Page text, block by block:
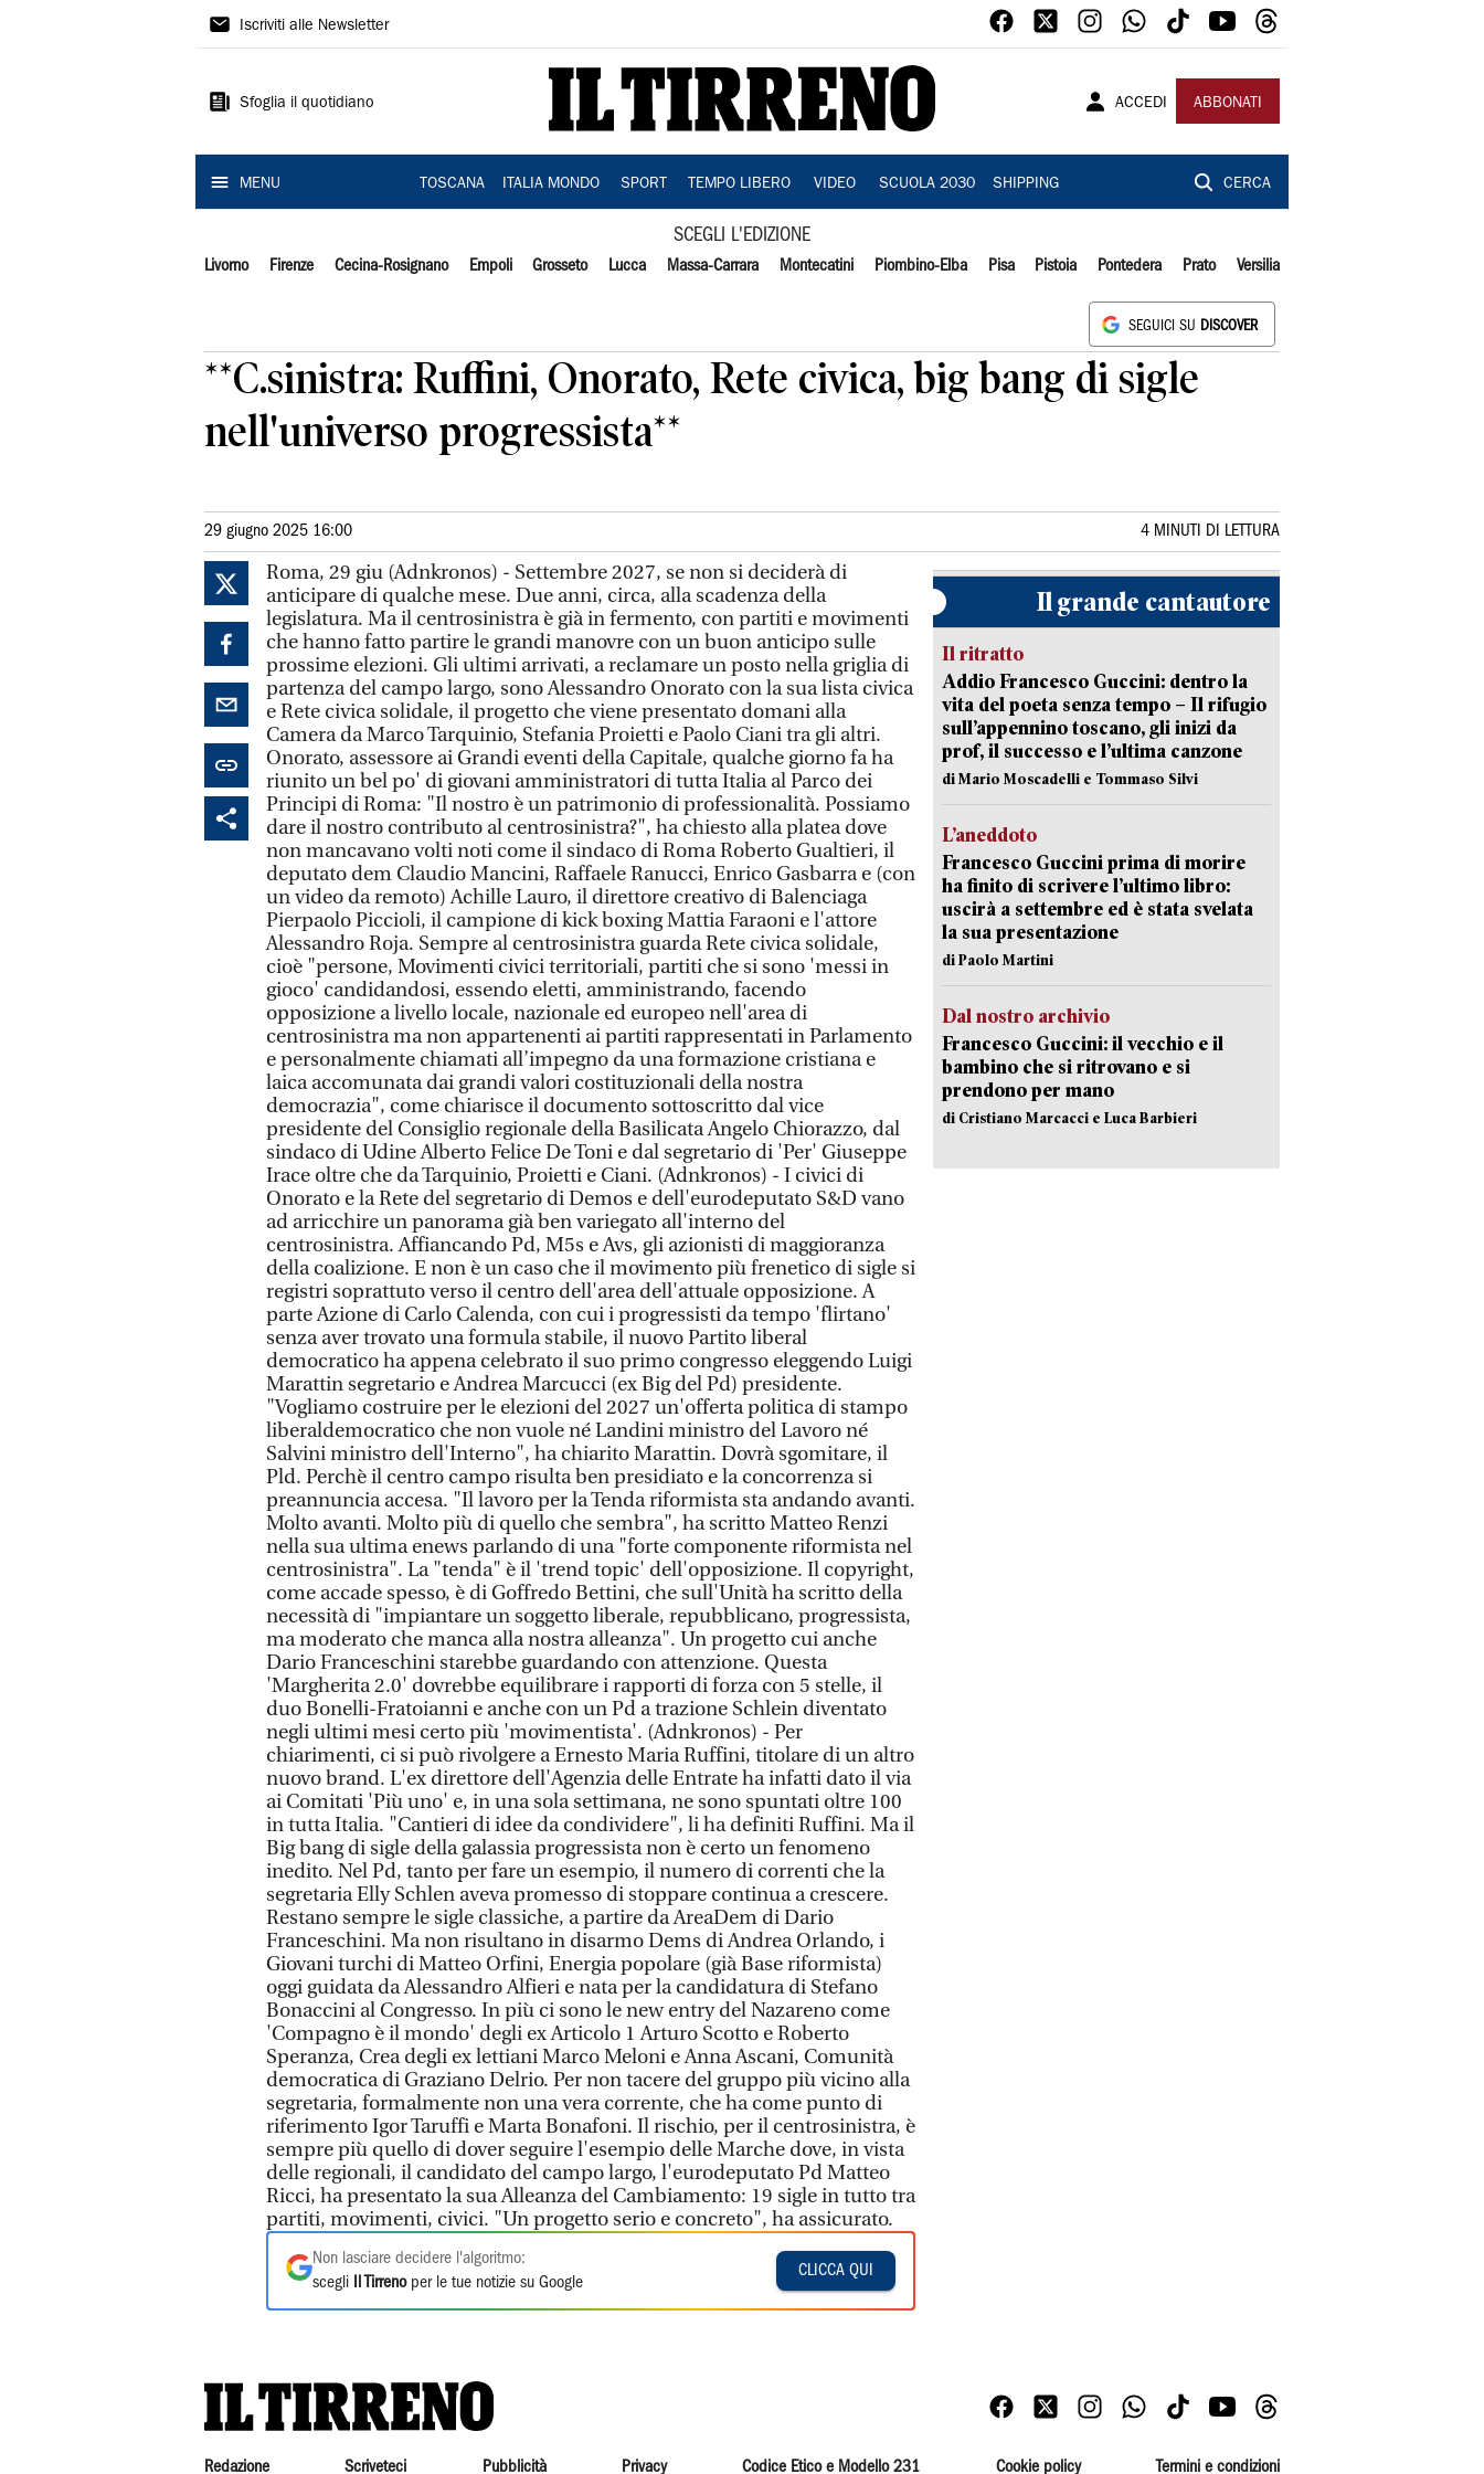
Il
Iscriviti alle Newsletter
Sfoglia il quotidiano ACCEDI ABBONATI
MENU TOSCANA ITALIA MONDO SPORT TEMPO LIBERO VIDEO SCUOLA 2030 SHIPPING CERCA
SCEGLI L'EDIZIONE
Livorno Firenze Cecina-Rosignano Empoli Grosseto Lucca Massa-Carrara Montecatini Piombino-Elba Pisa Pistoia Pontedera Prato Versilia
SEGUICI SU DISCOVER
**C.sinistra: Ruffini, Onorato, Rete civica, big bang di sigle
nell'universo progressista**
29 giugno 2025 16:00 4 MINUTI DI LETTURA
Roma, 29 giu (Adnkronos) - Settembre 2027, se non si deciderà di
anticipare di qualche mese. Due anni, circa, alla scadenza della
legislatura. Ma il centrosinistra è già in fermento, con partiti e movimenti
che hanno fatto partire le grandi manovre con un buon anticipo sulle
prossime elezioni. Gli ultimi arrivati, a reclamare un posto nella griglia di
partenza del campo largo, sono Alessandro Onorato con la sua lista civica
e Rete civica solidale, il progetto che viene presentato domani alla
Camera da Marco Tarquinio, Stefania Proietti e Paolo Ciani tra gli altri.
Onorato, assessore ai Grandi eventi della Capitale, qualche giorno fa ha
riunito un bel po' di giovani amministratori di tutta Italia al Parco dei
Principi di Roma: "Il nostro è un patrimonio di professionalità. Possiamo
dare il nostro contributo al centrosinistra?", ha chiesto alla platea dove
non mancavano volti noti come il sindaco di Roma Roberto Gualtieri, il
deputato dem Claudio Mancini, Raffaele Ranucci, Enrico Gasbarra e (con
un video da remoto) Achille Lauro, il direttore creativo di Balenciaga
Pierpaolo Piccioli, il campione di kick boxing Mattia Faraoni e l'attore
Alessandro Roja. Sempre al centrosinistra guarda Rete civica solidale,
cioè "persone, Movimenti civici territoriali, partiti che si sono 'messi in
gioco' candidandosi, essendo eletti, amministrando, facendo
opposizione a livello locale, nazionale ed europeo nell'area di
centrosinistra ma non appartenenti ai partiti rappresentati in Parlamento
e personalmente chiamati all’impegno da una formazione cristiana e
laica accomunata dai grandi valori costituzionali della nostra
democrazia", come chiarisce il documento sottoscritto dal vice
presidente del Consiglio regionale della Basilicata Angelo Chiorazzo, dal
sindaco di Udine Alberto Felice De Toni e dal segretario di 'Per' Giuseppe
Irace oltre che da Tarquinio, Proietti e Ciani. (Adnkronos) - I civici di
Onorato e la Rete del segretario di Demos e dell'eurodeputato S&D vano
ad arricchire un panorama già ben variegato all'interno del
centrosinistra. Affiancando Pd, M5s e Avs, gli azionisti di maggioranza
della coalizione. E non è un caso che il movimento più frenetico di sigle si
registri soprattuto verso il centro dell'area dell'attuale opposizione. A
parte Azione di Carlo Calenda, con cui i progressisti da tempo 'flirtano'
senza aver trovato una formula stabile, il nuovo Partito liberal
democratico ha appena celebrato il suo primo congresso eleggendo Luigi
Marattin segretario e Andrea Marcucci (ex Big del Pd) presidente.
"Vogliamo costruire per le elezioni del 2027 un'offerta politica di stampo
liberaldemocratico che non vuole né Landini ministro del Lavoro né
Salvini ministro dell'Interno", ha chiarito Marattin. Dovrà sgomitare, il
Pld. Perchè il centro campo risulta ben presidiato e la concorrenza si
preannuncia accesa. "Il lavoro per la Tenda riformista sta andando avanti.
Molto avanti. Molto più di quello che sembra", ha scritto Matteo Renzi
nella sua ultima enews parlando di una "forte componente riformista nel
centrosinistra". La "tenda" è il 'trend topic' dell'opposizione. Il copyright,
come accade spesso, è di Goffredo Bettini, che sull'Unità ha scritto della
necessità di "impiantare un soggetto liberale, repubblicano, progressista,
ma moderato che manca alla nostra alleanza". Un progetto cui anche
Dario Franceschini starebbe guardando con attenzione. Questa
'Margherita 2.0' dovrebbe equilibrare i rapporti di forza con 5 stelle, il
duo Bonelli-Fratoianni e anche con un Pd a trazione Schlein diventato
negli ultimi mesi certo più 'movimentista'. (Adnkronos) - Per
chiarimenti, ci si può rivolgere a Ernesto Maria Ruffini, titolare di un altro
nuovo brand. L'ex direttore dell'Agenzia delle Entrate ha infatti dato il via
ai Comitati 'Più uno' e, in una sola settimana, ne sono spuntati oltre 100
in tutta Italia. "Cantieri di idee da condividere", li ha definiti Ruffini. Ma il
Big bang di sigle della galassia progressista non è certo un fenomeno
inedito. Nel Pd, tanto per fare un esempio, il numero di correnti che la
segretaria Elly Schlen aveva promesso di stoppare continua a crescere.
Restano sempre le sigle classiche, a partire da AreaDem di Dario
Franceschini. Ma non risultano in disarmo Dems di Andrea Orlando, i
Giovani turchi di Matteo Orfini, Energia popolare (già Base riformista)
oggi guidata da Alessandro Alfieri e nata per la candidatura di Stefano
Bonaccini al Congresso. In più ci sono le new entry del Nazareno come
'Compagno è il mondo' degli ex Articolo 1 Arturo Scotto e Roberto
Speranza, Crea degli ex lettiani Marco Meloni e Anna Ascani, Comunità
democratica di Graziano Delrio. Per non tacere del gruppo più vicino alla
segretaria, formalmente non una vera corrente, che ha come punto di
riferimento Igor Taruffi e Marta Bonafoni. Il rischio, per il centrosinistra, è
sempre più quello di dover seguire l'esempio delle Marche dove, in vista
delle regionali, il candidato del campo largo, l'eurodeputato Pd Matteo
Ricci, ha presentato la sua Alleanza del Cambiamento: 19 sigle in tutto tra
partiti, movimenti, civici. "Un progetto serio e concreto", ha assicurato.
Non lasciare decidere l'algoritmo:
scegli
Il Tirrenoper le tue notizie su Google
CLICCA QUI
Il grande cantautore
Il ritratto
Addio Francesco Guccini: dentro la
vita del poeta senza tempo – Il rifugio
sull’appennino toscano, gli inizi da
prof, il successo e l’ultima canzone
di Mario Moscadelli e Tommaso Silvi
L’aneddoto
Francesco Guccini prima di morire
ha finito di scrivere l’ultimo libro:
uscirà a settembre ed è stata svelata
la sua presentazione
di Paolo Martini
Dal nostro archivio
Francesco Guccini: il vecchio e il
bambino che si ritrovano e si
prendono per mano
di Cristiano Marcacci e Luca Barbieri
Redazione Scriveteci Pubblicità Privacy Codice Etico e Modello 231 Cookie policy Termini e condizioni